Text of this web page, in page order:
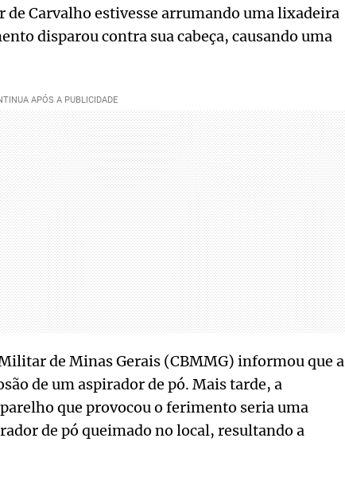
de Carvalho estivesse arrumando uma lixadeira
disparou contra sua cabeça, causando uma
de Minas Gerais (CBMMG) informou que a
de um aspirador de pó. Mais tarde, a
que provocou o ferimento seria uma
de pó queimado no local, resultando a